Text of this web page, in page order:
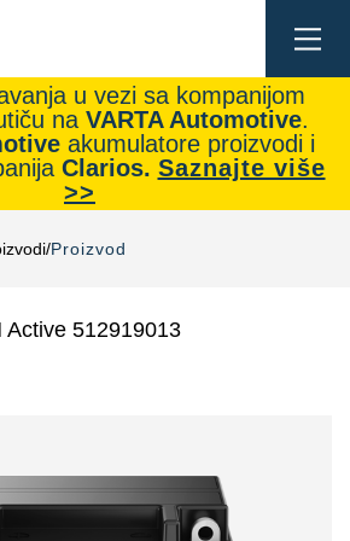
u vezi sa kompanijom
na VARTA Automotive.
akumulatore proizvodi i
Clarios. Saznajte više
>>
Proizvod
Active 512919013